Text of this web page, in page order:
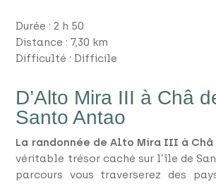
Durée : 2 h 50
Distance : 7,30 km
Difficulté : Difficile
D’Alto Mira III à Châ
Santo Antao
La randonnée de Alto Mira III à Châ
véritable trésor caché sur l’île de
parcours vous traverserez des